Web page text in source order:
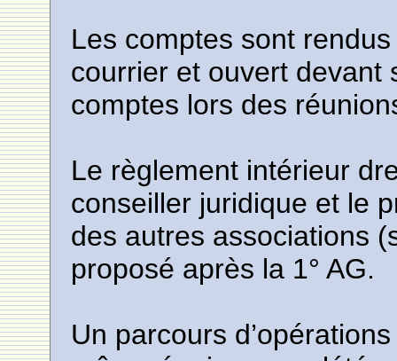
Les comptes sont
courrier et ouvert devant
comptes lors des
Le règlement intérieur
conseiller juridique et le
des autres associations
proposé après la 1° AG.
Un parcours